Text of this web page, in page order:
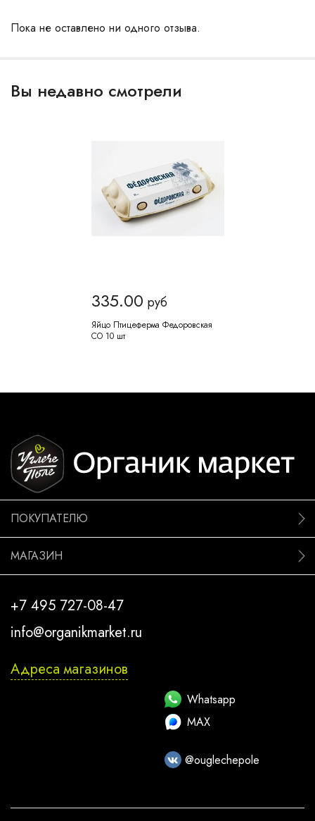
Пока не оставлено ни одного отзыва.
Вы недавно смотрели
335.00 руб
Яйцо Птицеферма Федоровская
СО 10 шт
ПОКУПАТЕЛЮ
МАГАЗИН
+7 495 727-08-47
info@organikmarket.ru
Адреса магазинов
Whatsapp
MAX
@ouglechepole